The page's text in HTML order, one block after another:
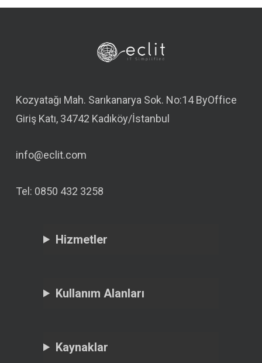
Kozyatağı Mah. Sarıkanarya Sok. No:14 ByOffice
Giriş Katı, 34742 Kadıköy/İstanbul
info@eclit.com
Tel: 0850 432 3258
Hizmetler
Kullanım Alanları
Kaynaklar